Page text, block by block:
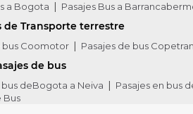
a Bogota Pasajes Bus a
de Transporte terrestre
bus Coomotor Pasajes de bus Copetran
de bus
bus deBogota a Neiva Pasajes en bus
Bus